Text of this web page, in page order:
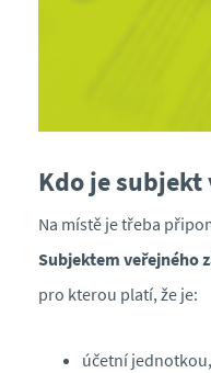
Kdo je
Na místě je třeba
Subjektem veřejného
pro kterou platí, že je:
účetní